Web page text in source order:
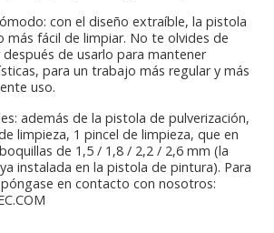
con el diseño extraíble, la pistola
más fácil de limpiar. No te olvides de
de usarlo para mantener
para un trabajo más regular y más
uso.
además de la pistola de pulverización,
limpieza, 1 pincel de limpieza, que en
de 1,5 / 1,8 / 2,2 / 2,6 mm (la
instalada en la pistola de pintura). Para
en contacto con nosotros: